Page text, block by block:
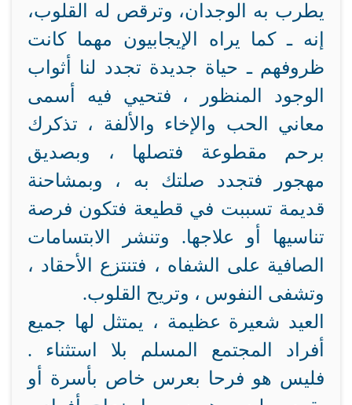
يطرب به الوجدان، وترقص له القلوب،
إنه ـ كما يراه الإيجابيون مهما كانت
ظروفهم ـ حياة جديدة تجدد لنا أثواب
الوجود المنظور ، فتحيي فيه أسمى
معاني الحب والإخاء والألفة ، تذكرك
برحم مقطوعة فتصلها ، وبصديق
مهجور فتجدد صلتك به ، وبمشاحنة
قديمة تسببت في قطيعة فتكون فرصة
تناسيها أو علاجها. وتنشر الابتسامات
الصافية على الشفاه ، فتنتزع الأحقاد ،
وتشفى النفوس ، وتريح القلوب.
العيد شعيرة عظيمة ، يمتثل لها جميع
أفراد المجتمع المسلم بلا استثناء .
فليس هو فرحا بعرس خاص بأسرة أو